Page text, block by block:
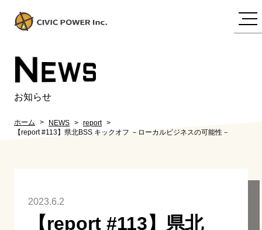
NEWS
お知らせ
ホーム NEWS
report
【report #113】県北BSS キックオフ －ローカルビジネスの可能性－
2023.6.2
【report #113】県北